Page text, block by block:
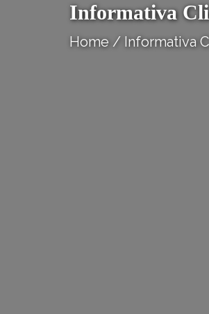
Informativa
Home / Informativa